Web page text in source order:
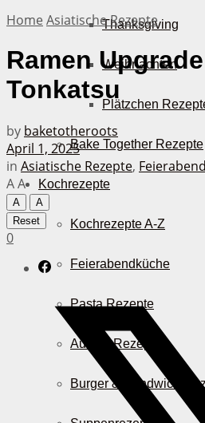
Thanksgiving
Weihnachten
Plätzchen
Bake Together Rezepte
Kochrezepte
Kochrezepte A-Z
Feierabendküche
Pasta Rezepte
Auflauf Rezepte
Burger & Sandwich
Home Asiatische Rezepte
Ramen
Tonkatsu
by baketotheroots
April 1, 2025
in Asiatische Rezepte,
AA
A
A
Reset
0